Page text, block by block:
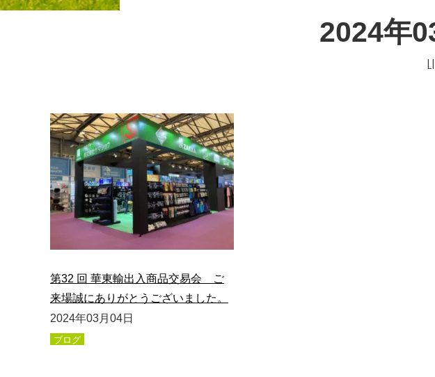
2024年
第32 回 華東輸出入商品交易会 ご
来場誠にありがとうございました。
2024年03月04日
ブログ